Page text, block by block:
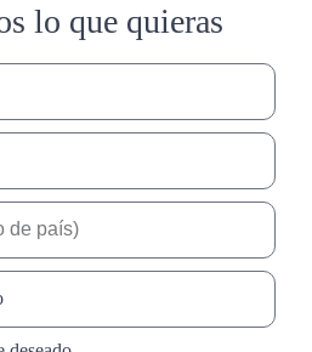
lo que quieras